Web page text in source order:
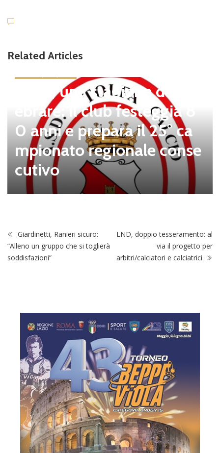
Related Articles
Tolfa, una stagione da cel
ebrare: il club festeggia 8
0 anni e prepara il 25° ca
mpionato regionale conse
cutivo
Giardinetti, Ranieri sicuro:
“Alleno un gruppo che si toglierà
soddisfazioni”
LND, doppio tesseramento: al
via il progetto per
arbitri/calciatori e calciatrici